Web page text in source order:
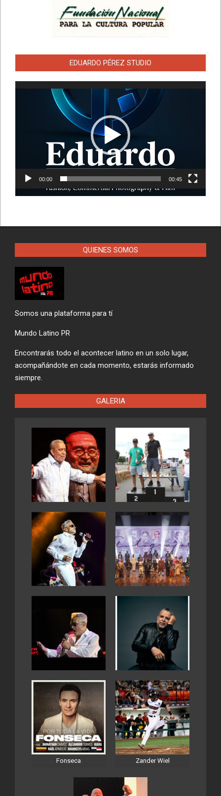
EDUARDO PÉREZ STUDIO
Reproductor
00:00 00:45
QUIENES SOMOS
Somos una plataforma para tí
Mundo Latino PR
Encontrarás todo el acontecer latino en un solo lugar,
acompañándote en cada momento, estarás informado
siempre.
GALERIA
Fonseca Zander Wiel